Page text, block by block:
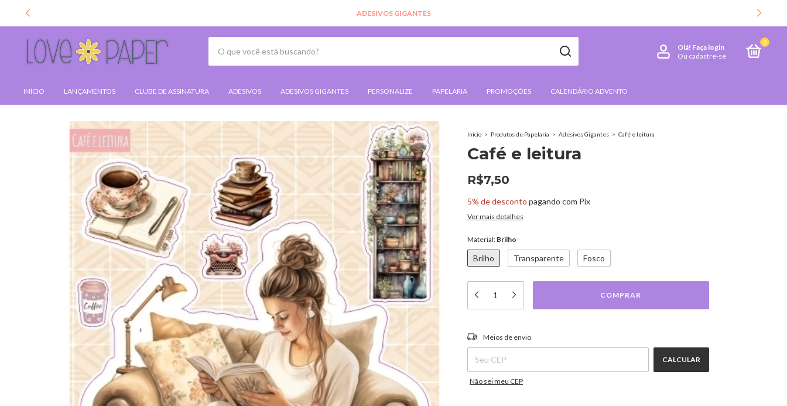
ADESIVOS GIGANTES
Olá! Faça login
Ou cadastre-se
0
INÍCIO LANÇAMENTOS CLUBE DE ASSINATURA ADESIVOS ADESIVOS GIGANTES PERSONALIZE PAPELARIA PROMOÇÕES CALENDÁRIO ADVENTO
Início > Produtos de Papelaria > Adesivos Gigantes > Café e leitura
Café e leitura
R$7,50
5% de desconto pagando com Pix
Ver mais detalhes
Material: Brilho
Brilho Transparente Fosco
Entregas para o CEP:
Meios de envio
CALCULAR
Não sei meu CEP